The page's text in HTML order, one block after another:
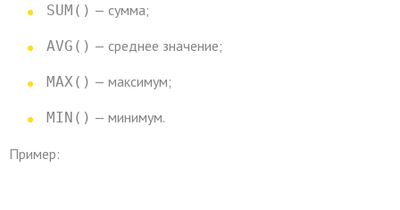
SUM() — сумма;
AVG() — среднее значение;
MAX() — максимум;
MIN() — минимум.
Пример: